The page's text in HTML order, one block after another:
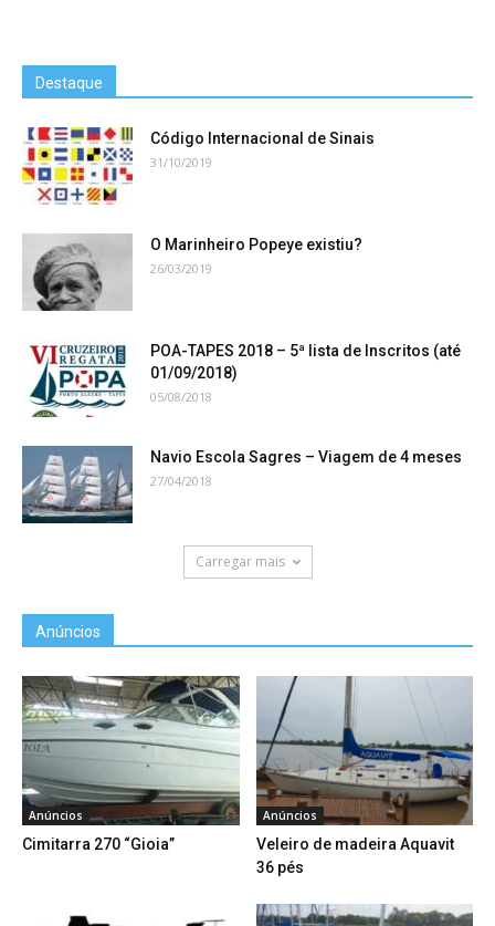
Destaque
Código Internacional de Sinais
31/10/2019
O Marinheiro Popeye existiu?
26/03/2019
POA-TAPES 2018 – 5ª lista de Inscritos (até
01/09/2018)
05/08/2018
Navio Escola Sagres – Viagem de 4 meses
27/04/2018
Carregar mais
Anúncios
Anúncios
Cimitarra 270 “Gioia”
Anúncios
Veleiro de madeira Aquavit
36 pés